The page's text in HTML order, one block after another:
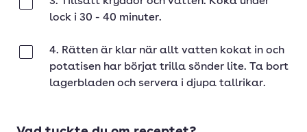
lock i 30 - 40 minuter.
4. Rätten är klar när allt vatten kokat in och
potatisen har börjat trilla sönder lite. Ta bort
lagerbladen och servera i djupa tallrikar.